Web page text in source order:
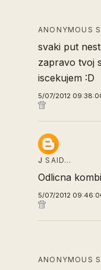
ANONYMOUS
svaki put
zapravo tvoj
iscekujem :D
5/07/2012
J SAID…
Odlicna
5/07/2012
ANONYMOUS